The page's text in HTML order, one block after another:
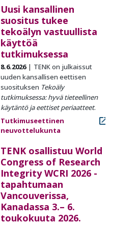
Uusi kansallinen
suositus tukee
tekoälyn vastuullista
käyttöä
tutkimuksessa
8.6.2026
TENK on julkaissut
uuden kansallisen eettisen
suosituksen Tekoäly
tutkimuksessa: hyvä tieteellinen
käytäntö ja eettiset periaatteet.
Tutkimuseettinen
neuvottelukunta
TENK osallistuu World
Congress of Research
Integrity WCRI 2026 -
tapahtumaan
Vancouverissa,
Kanadassa 3.– 6.
toukokuuta 2026.